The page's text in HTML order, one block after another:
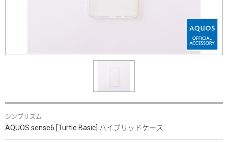
シンプリズム
AQUOS sense6 [Turtle Basic] ハイブリッドケース